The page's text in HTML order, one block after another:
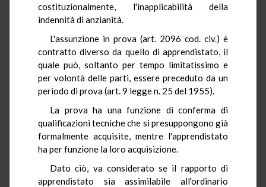
costituzionalmente, l'inapplicabilità della
indennità di anzianità.
L'assunzione in prova (art. 2096 cod. civ.) é
contratto diverso da quello di apprendistato, il
quale può, soltanto per tempo limitatissimo e
per volontà delle parti, essere preceduto da un
periodo di prova (art. 9 legge n. 25 del 1955).
La prova ha una funzione di conferma di
qualificazioni tecniche che si presuppongono già
formalmente acquisite, mentre l'apprendistato
ha per funzione la loro acquisizione.
Dato ciò, va considerato se il rapporto di
apprendistato sia assimilabile all'ordinario